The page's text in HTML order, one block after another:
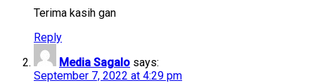
Terima kasih gan
Reply
Media Sagalo says:
September 7, 2022 at 4:29 pm